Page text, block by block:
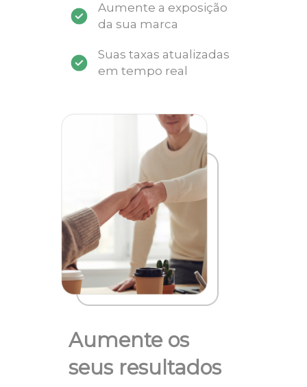
Aumente a exposição
da sua marca
Suas taxas atualizadas
em tempo real
Aumente os
seus resultados